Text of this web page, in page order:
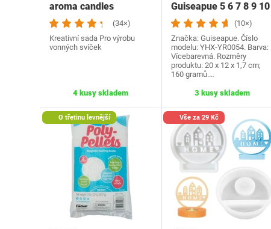
aroma candles
(34×)
Kreativní sada Pro výrobu
vonných svíček
4 kusy skladem
Guiseapue 5 6 7 8 9 10
11 12 let: Sada na…
(10×)
Značka: Guiseapue. Číslo
modelu: YHX-YR0054. Barva:
Vícebarevná. Rozměry
produktu: 20 x 12 x 1,7 cm;
160 gramů.…
3 kusy skladem
O třetinu levnější Vše za 29 Kč